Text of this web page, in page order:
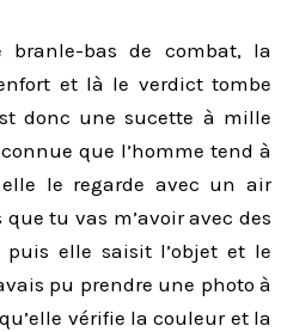
branle-bas de combat, la
et là le verdict tombe
donc une sucette à mille
que l’homme tend à
le regarde avec un air
tu vas m’avoir avec des
elle saisit l’objet et le
pu prendre une photo à
vérifie la couleur et la